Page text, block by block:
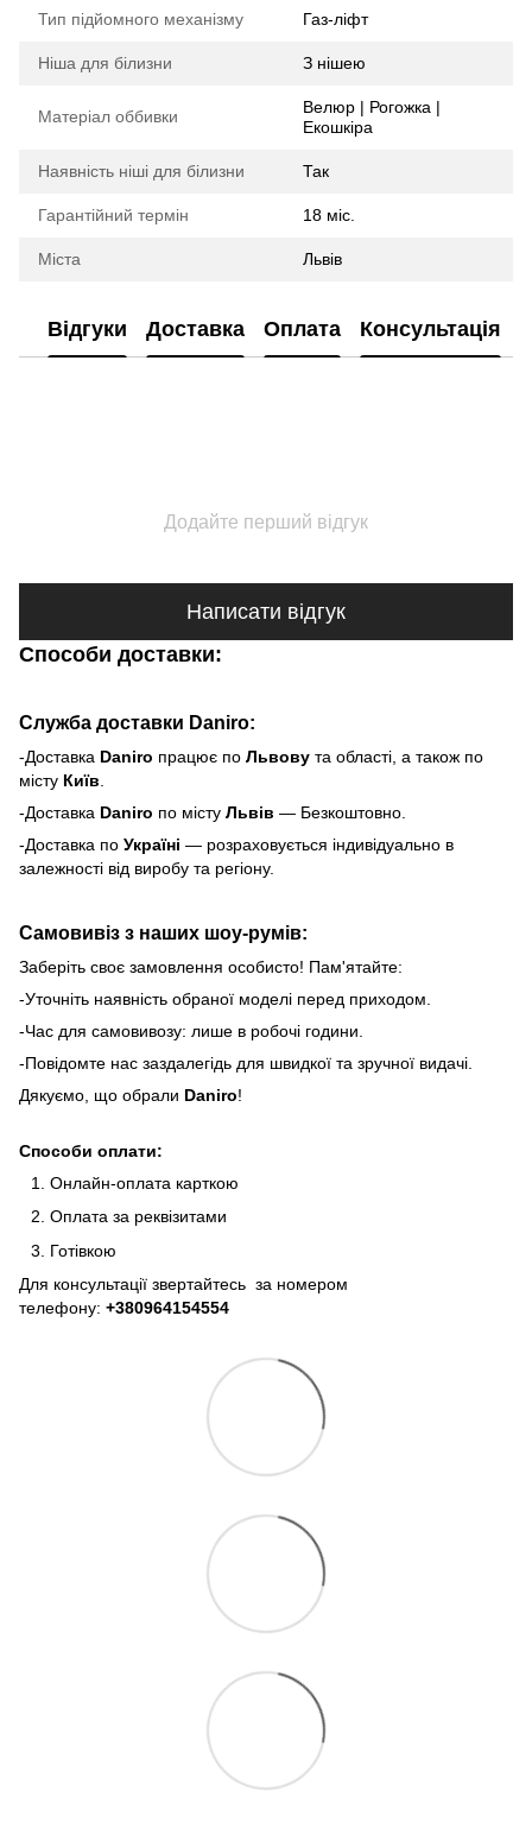
Тип підйомного механізму Газ-ліфт
Ніша для білизни З нішею
Матеріал оббивки
Велюр | Рогожка |
Екошкіра
Наявність ніші для білизни Так
Гарантійний термін 18 міс.
Міста Львів
Відгуки Доставка Оплата Консультація
Додайте перший відгук
Написати відгук
Способи доставки:
Служба доставки Daniro:
-Доставка Daniro працює по Львову та області, а також по
місту Київ
-Доставка Daniro по місту Львів — Безкоштовно.
-Доставка по Україні — розраховується індивідуально в
залежності від виробу та регіону.
Самовивіз з наших шоу-румів:
Заберіть своє замовлення особисто! Пам'ятайте:
-Уточніть наявність обраної моделі перед приходом.
-Час для самовивозу: лише в робочі години.
-Повідомте нас заздалегідь для швидкої та зручної видачі.
Дякуємо, що обрали Daniro!
Способи оплати:
Онлайн-оплата карткою
Оплата за реквізитами
Готівкою
Для консультації звертайтесь за номером
телефону: +380964154554